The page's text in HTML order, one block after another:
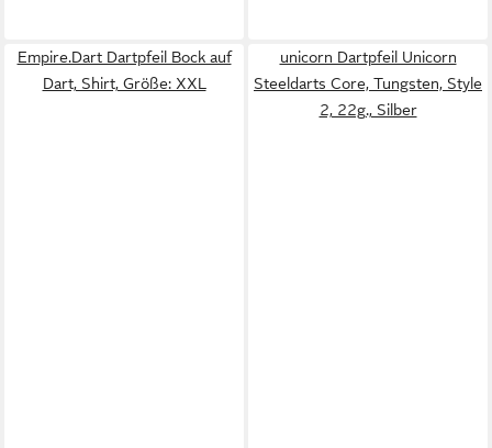
Empire.Dart Dartpfeil Bock auf
Dart, Shirt, Größe: XXL
unicorn Dartpfeil Unicorn
Steeldarts Core, Tungsten, Style
2, 22g., Silber